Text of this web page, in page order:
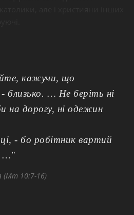
кажучи, що
близько. … Не беріть ні
на дорогу, ні одежин
- бо робітник вартий
…"
(Мт 10:7-16)